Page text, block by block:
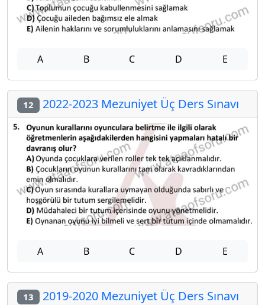
A B C D E
12 2022-2023 Mezuniyet Üç Ders Sınavı
A B C D E
13 2019-2020 Mezuniyet Üç Ders Sınavı